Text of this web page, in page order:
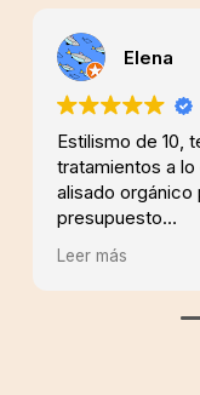
Elena
Estilismo de 10,
tratamientos a
alisado
presupuesto
Los productos
duración de los
profesionalidad
Leer más